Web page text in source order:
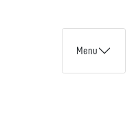
Menu